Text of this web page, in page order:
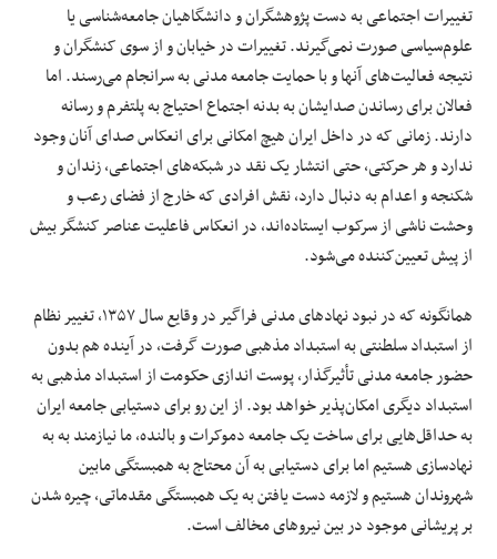
فرهنگی و هنری
مقالات
تغییرات اجتماعی به دست پژوهشگران و دانشگاهیان جامعه‌شناسی یا
علوم‌سیاسی صورت نمی‌گیرند. تغییرات در خیابان و از سوی کنشگران و
نتیجه فعالیت‌های آنها و با حمایت جامعه مدنی به سرانجام می‌رسند. اما
فعالان برای رساندن صدایشان به بدنه اجتماع احتیاج به پلتفرم و رسانه
دارند. زمانی که در داخل ایران هیچ امکانی برای انعکاس صدای آنان وجود
ندارد و هر حرکتی، حتی انتشار یک نقد در شبکه‌های اجتماعی، زندان و
شکنجه و اعدام به دنبال دارد، نقش افرادی که خارج از فضای رعب و
وحشت ناشی از سرکوب ایستاده‌اند، در انعکاس فاعلیت عناصر کنشگر بیش
از پیش تعیین‌کننده می‌شود.
همانگونه که در نبود نهادهای مدنی فراگیر در وقایع سال ۱۳۵۷، تغییر نظام
از استبداد سلطنتی به استبداد مذهبی صورت گرفت، در آینده هم بدون
حضور جامعه مدنی تأثیرگذار، پوست اندازی حکومت از استبداد مذهبی به
استبداد دیگری امکان‌پذیر خواهد بود. از این رو برای دستیابی جامعه ایران
به حداقل‌هایی برای ساخت یک جامعه دموکرات و بالنده، ما نیازمند به به
نهادسازی هستیم اما برای دستیابی به آن محتاج به همبستگی مابین
شهروندان هستیم و لازمه دست یافتن به یک همبستگی مقدماتی، چیره شدن
بر پریشانی موجود در بین نیروهای مخالف است.